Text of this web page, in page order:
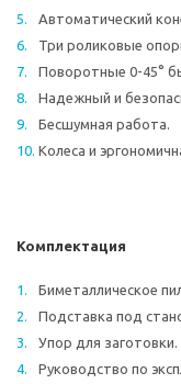
Автоматический
Три роликовые
Поворотные 0-45°
Надежный и
Бесшумная работа.
Колеса и
Комплектация
Биметаллическое
Подставка под
Упор для заготовки.
Руководство по